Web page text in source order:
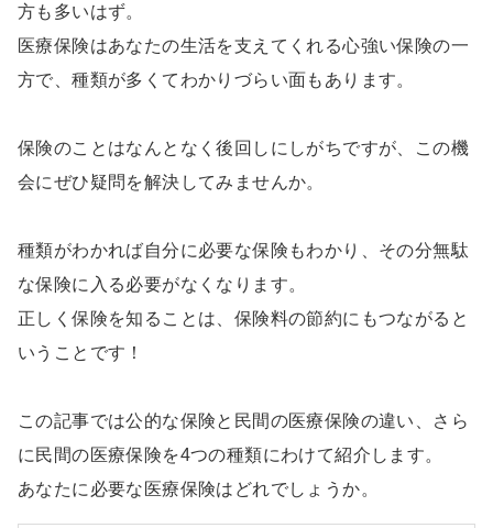
方も多いはず。
医療保険はあなたの生活を支えてくれる心強い保険の一
方で、種類が多くてわかりづらい面もあります。
保険のことはなんとなく後回しにしがちですが、この機
会にぜひ疑問を解決してみませんか。
種類がわかれば自分に必要な保険もわかり、その分無駄
な保険に入る必要がなくなります。
正しく保険を知ることは、保険料の節約にもつながると
いうことです！
この記事では公的な保険と民間の医療保険の違い、さら
に民間の医療保険を4つの種類にわけて紹介します。
あなたに必要な医療保険はどれでしょうか。